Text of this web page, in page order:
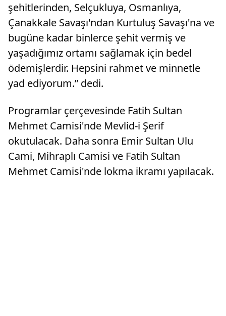
şehitlerinden, Selçukluya, Osmanlıya,
Çanakkale Savaşı'ndan Kurtuluş Savaşı'na ve
bugüne kadar binlerce şehit vermiş ve
yaşadığımız ortamı sağlamak için bedel
ödemişlerdir. Hepsini rahmet ve minnetle
yad ediyorum.” dedi.
Programlar çerçevesinde Fatih Sultan
Mehmet Camisi'nde Mevlid-i Şerif
okutulacak. Daha sonra Emir Sultan Ulu
Cami, Mihraplı Camisi ve Fatih Sultan
Mehmet Camisi'nde lokma ikramı yapılacak.